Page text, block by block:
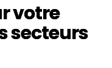
votre
secteurs